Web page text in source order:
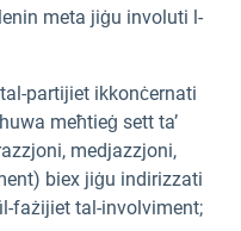
meta jiġu involuti l-
partijiet ikkonċernati
meħtieġ sett ta’
medjazzjoni,
biex jiġu indirizzati
fażijiet tal-involviment;